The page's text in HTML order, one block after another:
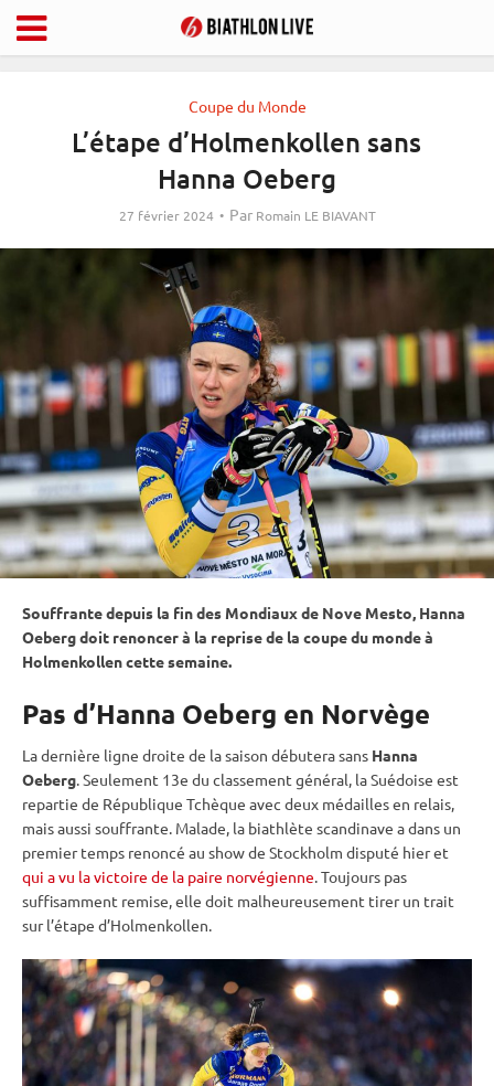
Coupe du Monde
L’étape d’Holmenkollen sans
Hanna Oeberg
27 février 2024 Par Romain LE BIAVANT
Souffrante depuis la fin des Mondiaux de Nove Mesto, Hanna
Oeberg doit renoncer à la reprise de la coupe du mondeà
Holmenkollencette semaine.
Pas d’Hanna Oeberg en Norvège
La dernière ligne droite de la saison débutera sans Hanna
Oeberg. Seulement 13e du classement général, la Suédoise est
repartie de République Tchèque avec deux médailles en relais,
mais aussi souffrante. Malade, la biathlète scandinave a dans un
premier temps renoncé au show de Stockholm disputé hier et
qui a vu la victoire de la paire norvégienne. Toujours pas
suffisamment remise, elle doit malheureusement tirer un trait
sur l’étape d’Holmenkollen.